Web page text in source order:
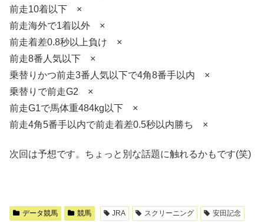
前走10着以下 ×
前走海外で1着以外 ×
前走着差0.8秒以上負け ×
前走8番人気以下 ×
乗替りかつ前走3番人気以下で4角8番手以内 ×
乗替りで前走G2 ×
前走G1で馬体重484kg以下 ×
前走4角5番手以内で前走着差0.5秒以内勝ち ×
次回は予想です。ちょっと別な話題に触れるかもです(笑)
データ競馬 競馬 JRA スクリーニング
安田記念